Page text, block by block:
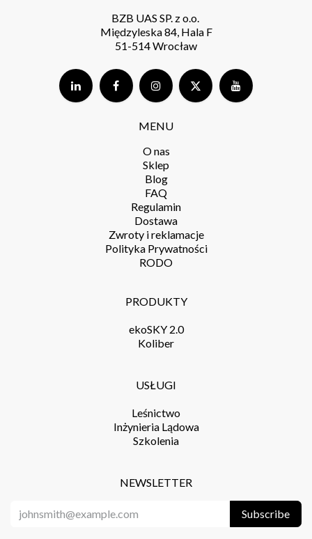
MENU
O nas
Sklep
Blog
FAQ
Regulamin
Dostawa
Zwroty i reklamacje
Polityka Prywatności
RODO
NEWSLETTER
Subscribe
PRODUKTY
ekoSKY 2.0
Koliber
USŁUGI
Leśnictwo
Inżynieria Lądowa
Szkolenia
BZB UAS SP. z o.o.
Międzyleska 84, Hala F
51-514 Wrocław